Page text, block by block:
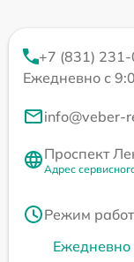
+7 (831)
Ежедневно с
info@veber-
Проспект
Адрес
Режим
Ежедневно